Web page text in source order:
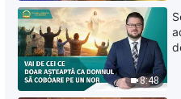
59:50
a patra
8:48